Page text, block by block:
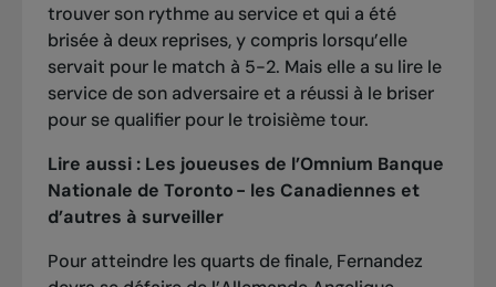
trouver son rythme au service et qui a été
brisée à deux reprises, y compris lorsqu’elle
servait pour le match à 5-2. Mais elle a su lire le
service de son adversaire et a réussi à le briser
pour se qualifier pour le troisième tour.
Lire aussi : Les joueuses de l’Omnium Banque
Nationale de Toronto - les Canadiennes et
d’autres à surveiller
Pour atteindre les quarts de finale, Fernandez